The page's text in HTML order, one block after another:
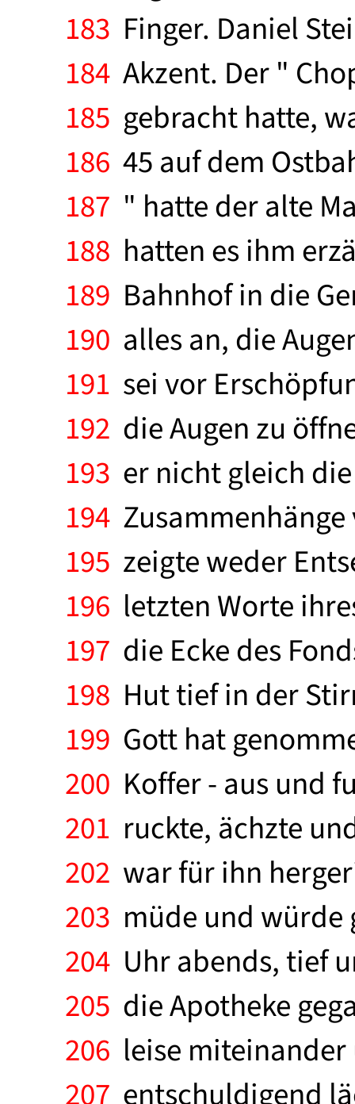
183 Finger. Daniel
184 Akzent. Der "
185 gebracht hatte,
186 45 auf dem
187 " hatte der alte
188 hatten es ihm
189 Bahnhof in die
190 alles an, die
191 sei vor
192 die Augen zu
193 er nicht gleich
194
195 zeigte weder
196 letzten Worte
197 die Ecke des
198 Hut tief in der
199 Gott hat
200 Koffer - aus und
201 ruckte, ächzte
202 war für ihn
203 müde und würde
204 Uhr abends, tief
205 die Apotheke
206 leise